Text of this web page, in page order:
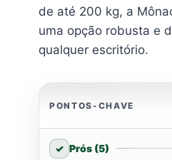
de até 200 kg, a
uma opção robusta e
qualquer escritório.
PONTOS-CHAVE
Prós (5)